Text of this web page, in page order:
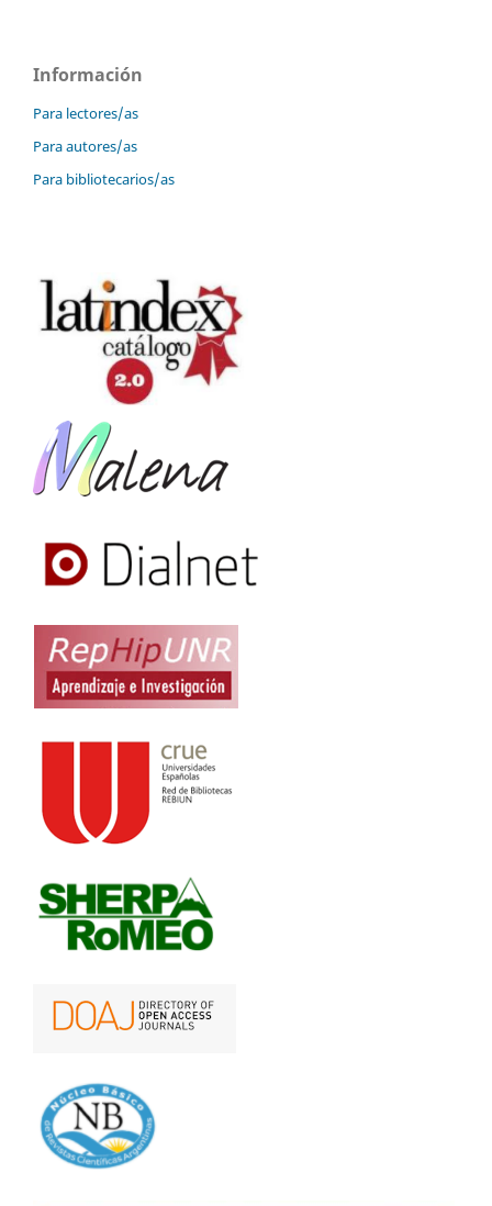
Información
Para lectores/as
Para autores/as
Para bibliotecarios/as